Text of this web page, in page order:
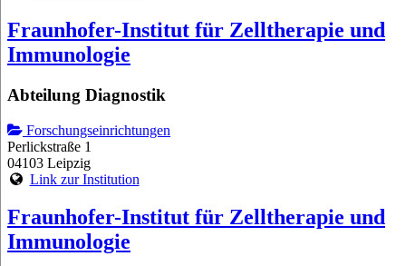
Fraunhofer-Institut für Zelltherapie und
Immunologie
Abteilung Diagnostik
Forschungseinrichtungen
Perlickstraße 1
04103 Leipzig
Link zur Institution
Fraunhofer-Institut für Zelltherapie und
Immunologie